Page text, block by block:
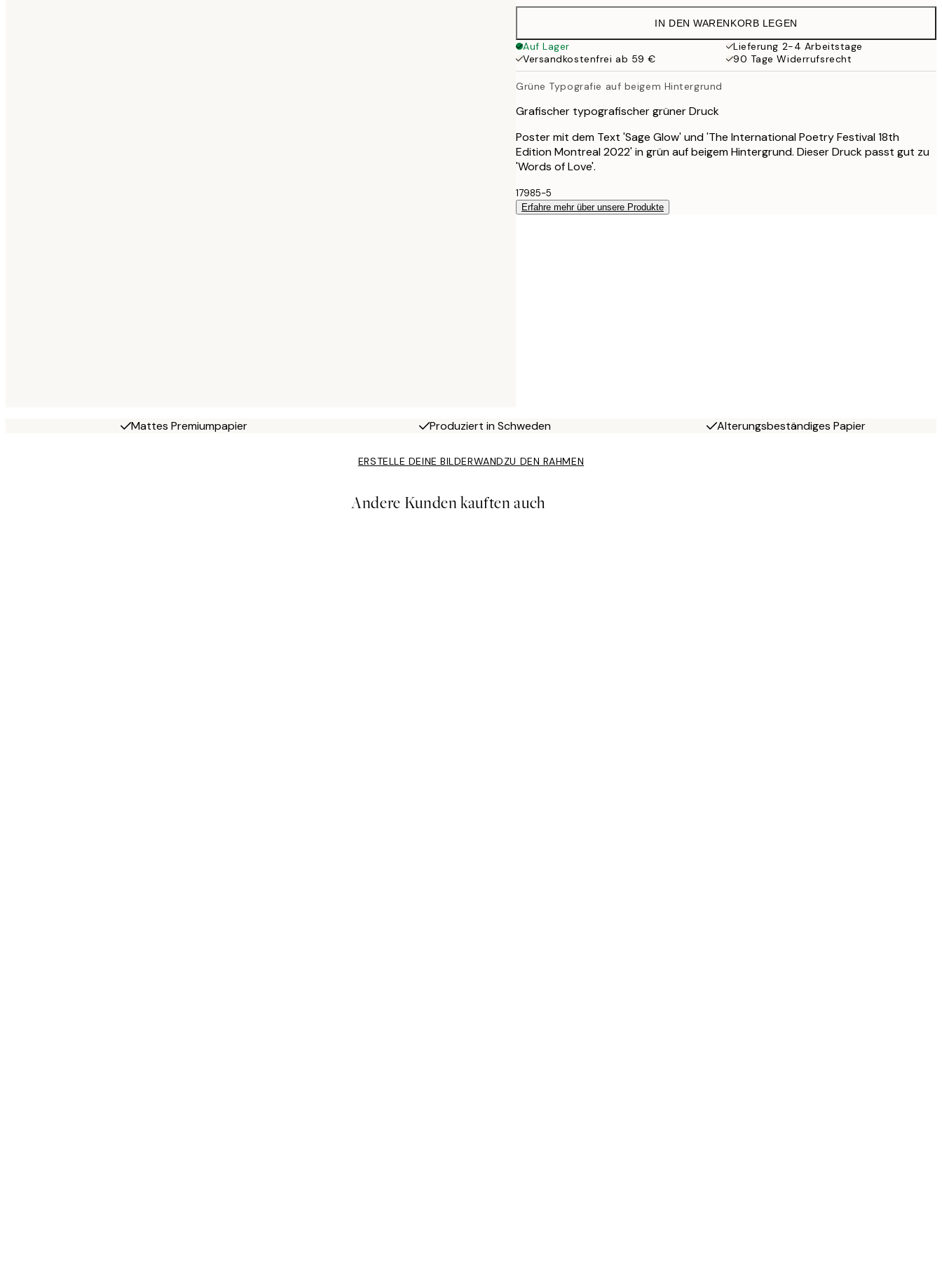
32,45 €
IN DEN WARENKORB LEGEN
Auf Lager
Lieferung 2-4 Arbeitstage
Versandkostenfrei ab 59 €
90 Tage Widerrufsrecht
Grüne Typografie auf beigem Hintergrund
Grafischer typografischer grüner Druck
Poster mit dem Text 'Sage Glow' und 'The International Poetry Festival 18th
Edition Montreal 2022' in grün auf beigem Hintergrund. Dieser Druck passt gut zu
'Words of Love'.
17985-5
Erfahre mehr über unsere Produkte
Mattes Premiumpapier Produziert in Schweden Alterungsbeständiges Papier
ERSTELLE DEINE BILDERWANDZU DEN RAHMEN
Andere Kunden kauften auch